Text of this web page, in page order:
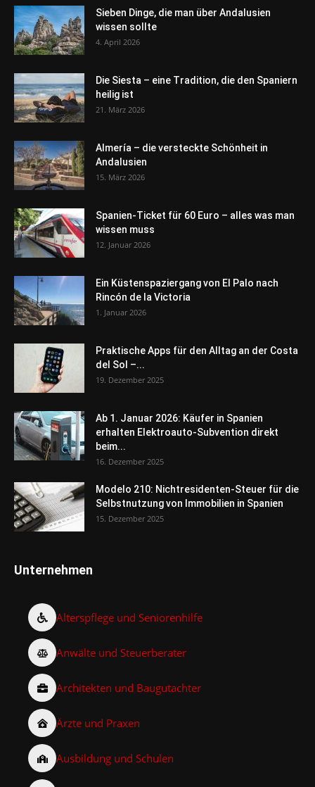
Sieben Dinge, die man über Andalusien
wissen sollte
4. April 2026
Die Siesta – eine Tradition, die den Spaniern
heilig ist
21. März 2026
Almería – die versteckte Schönheit in
Andalusien
15. März 2026
Spanien-Ticket für 60 Euro – alles was man
wissen muss
12. Januar 2026
Ein Küstenspaziergang von El Palo nach
Rincón de la Victoria
1. Januar 2026
Praktische Apps für den Alltag an der Costa
del Sol –...
19. Dezember 2025
Ab 1. Januar 2026: Käufer in Spanien
erhalten Elektroauto-Subvention direkt
beim...
16. Dezember 2025
Modelo 210: Nichtresidenten-Steuer für die
Selbstnutzung von Immobilien in Spanien
15. Dezember 2025
Unternehmen
Alterspflege und Seniorenhilfe
Anwälte und Steuerberater
Architekten und Baugutachter
Ärzte und Praxen
Ausbildung und Schulen